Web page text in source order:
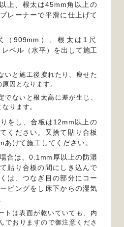
上、根太は45mm角以上の
レーナーで平滑に仕上げて
（909mm）、根太は1尺
レベル（水平）を出して施工
いと施工後捩れたり、痩せた
因となります。
でないと根太高に差が生じ、
ります。
をし、合板は12mm以上の
ください。又捨て貼り合板
あけて施工してください。
合は、0.1mm厚以上の防湿
貼り合板の間にしき込んで
は、つなぎ目の部分にコー
ピングをし床下からの湿気
トは表面が乾いていても、内
でおりますので御注意くださ